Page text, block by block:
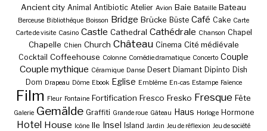
Ancient city Animal Antibiotic Atelier Avion Baie Bataille Bateau
Berceuse Bibliothèque Boisson Bridge Brücke Büste Café Cake Carte
Carte de visite Casino Castle Cathedral Cathédrale Chanson Chapel
Chapelle Chien Church Château Cinema Cité médiévale
Cocktail Coffeehouse Colonne Comédie dramatique Concerto Couple
Couple mythique Céramique Danse Desert Diamant Dipinto Dish
Dom Drapeau Dôme Ebook Eglise Emblème En-cas Estampe Faïence
Film Fleur Fontaine Fortification Fresco Fresko Fresque Fête
Galerie Gemälde Graffiti Grande roue Gâteau Haus Horloge Hormone
Hotel House Icône Ile Insel Island Jardin Jeu de réflexion Jeu de société